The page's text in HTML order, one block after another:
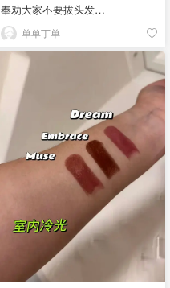
奉劝大家不要拔头发…
单单丁单